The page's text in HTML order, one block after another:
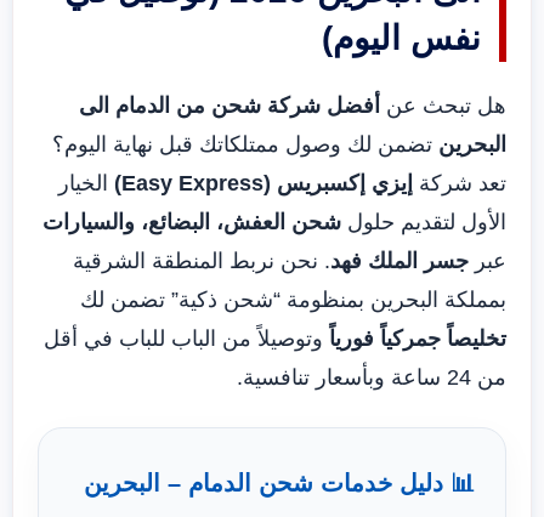
نفس اليوم)
هل تبحث عن أفضل شركة شحن من الدمام الى
البحرين تضمن لك وصول ممتلكاتك قبل نهاية اليوم؟
تعد شركة إيزي إكسبريس (Easy Express)
الخيار
الأول لتقديم حلول شحن العفش، البضائع، والسيارات
عبر جسر الملك فهد. نحن نربط المنطقة الشرقية
بمملكة البحرين بمنظومة “شحن ذكية” تضمن لك
تخليصاً جمركياً فورياً وتوصيلاً من الباب للباب في أقل
من 24 ساعة وبأسعار تنافسية.
📊 دليل خدمات شحن الدمام – البحرين